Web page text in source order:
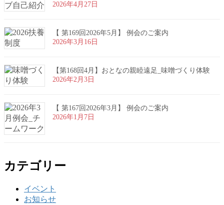
2026年4月27日
【 第169回2026年5月】 例会のご案内
2026年3月16日
【第168回4月】おとなの親睦遠足_味噌づくり体験
2026年2月3日
【 第167回2026年3月】 例会のご案内
2026年1月7日
カテゴリー
イベント
お知らせ